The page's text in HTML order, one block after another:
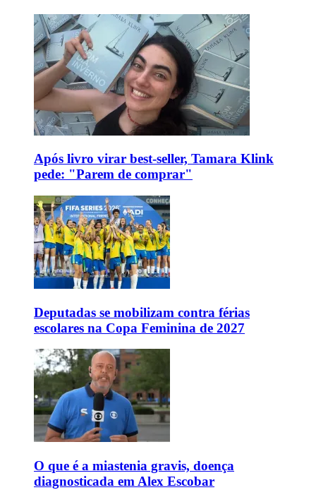
Após livro virar best-seller, Tamara Klink
pede: "Parem de comprar"
Deputadas se mobilizam contra férias
escolares na Copa Feminina de 2027
O que é a miastenia gravis, doença
diagnosticada em Alex Escobar